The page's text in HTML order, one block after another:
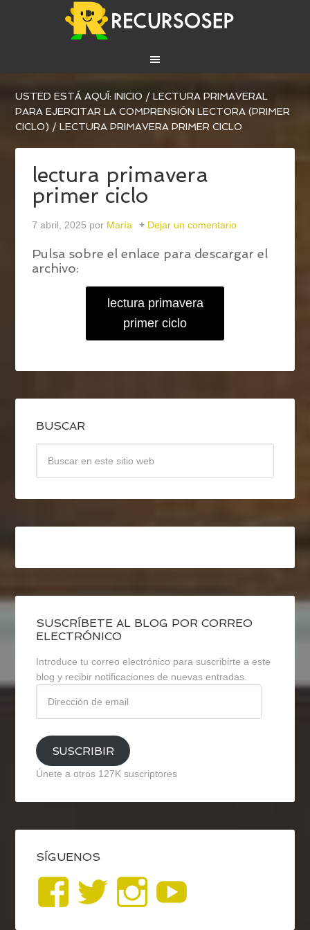
USTED ESTÁ AQUÍ:INICIO / LECTURA PRIMAVERAL
PARA EJERCITAR LA COMPRENSIÓN LECTORA (PRIMER
CICLO) / LECTURA PRIMAVERA PRIMER CICLO
lectura primavera
primer ciclo
7 abril, 2025 por María Dejar un comentario
Pulsa sobre el enlace para descargar el
archivo:
lectura primavera
primer ciclo
BUSCAR
SUSCRÍBETE AL BLOG POR CORREO
ELECTRÓNICO
Introduce tu correo electrónico para suscribirte a este
blog y recibir notificaciones de nuevas entradas.
email
SUSCRIBIR
Únete a otros 127K suscriptores
SÍGUENOS
VerVerVer